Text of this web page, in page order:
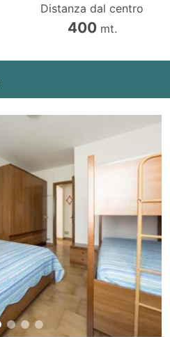
Distanza dal centro
400mt.